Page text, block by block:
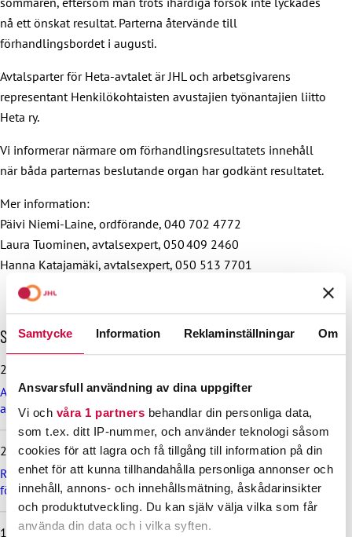
Samtycke Information Reklaminställningar Om
Ansvarsfull användning av dina uppgifter
Vi och våra 1 partners behandlar din personliga data,
som t.ex. ditt IP-nummer, och använder teknologi såsom
cookies för att lagra och få tillgång till information på din
enhet för att kunna tillhandahålla personliga annonser och
innehåll, annons- och innehållsmätning, åskådarinsikter
och produktutveckling. Du kan själv välja vilka som får
använda din data och i vilka syften.
nå ett önskat resultat. Parterna återvände till
förhandlingsbordet i augusti.
Avtalsparter för Heta-avtalet är JHL och arbetsgivarens
representant Henkilökohtaisten avustajien työnantajien liitto
Heta ry.
Vi informerar närmare om förhandlingsresultatets innehåll
när båda parternas beslutande organ har godkänt resultatet.
Mer information:
Päivi Niemi-Laine, ordförande, 040 702 4772
Laura Tuominen, avtalsexpert, 050 409 2460
Hanna Katajamäki, avtalsexpert, 050 513 7701
H
o
p
p
a
ö
r
d
e
Senaste nyheterna
29.6.2026
Arbetsdomstolen dömde Helsingfors stad till böter på grund
av brott mot kollektivavtal
24.6.2026
Rekommendation till kommuner, välfärdsområden och KT:s
företag om lönebetalning och beredskap under drönarhot
12.6.2026